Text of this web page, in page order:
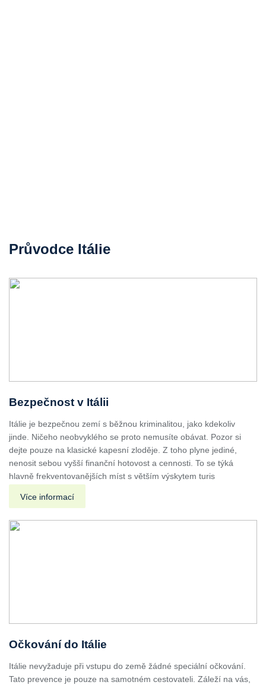
Průvodce Itálie
Bezpečnost v Itálii
Itálie je bezpečnou zemí s běžnou kriminalitou, jako kdekoliv
jinde. Ničeho neobvyklého se proto nemusíte obávat. Pozor si
dejte pouze na klasické kapesní zloděje. Z toho plyne jediné,
nenosit sebou vyšší finanční hotovost a cennosti. To se týká
hlavně frekventovanějších míst s větším výskytem turis
Více informací
Očkování do Itálie
Itálie nevyžaduje při vstupu do země žádné speciální očkování.
Tato prevence je pouze na samotném cestovateli. Záleží na vás,